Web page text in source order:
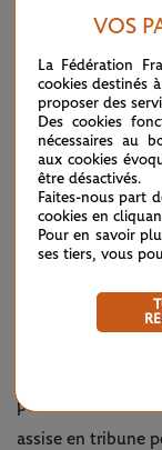
J’ai dû passer le
donc j’ai pensé
C’est la réalité,
commencé à être
Parce que je ne
va s’arrêter un
maximum. "
Le niveau de
l’atmosphère qui
pleine mesure
assise en tribune
VOS
La Fédération
cookies destinés
proposer des
Des cookies
nécessaires au
aux cookies
être désactivés.
Faites-nous part
cookies en
Pour en savoir
ses tiers, vous